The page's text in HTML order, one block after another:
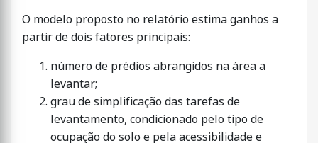
O modelo proposto no relatório estima ganhos a
partir de dois fatores principais:
número de prédios abrangidos na área a
levantar;
grau de simplificação das tarefas de
levantamento, condicionado pelo tipo de
ocupação do solo e pela acessibilidade e